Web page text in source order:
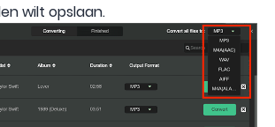
wilt opslaan.